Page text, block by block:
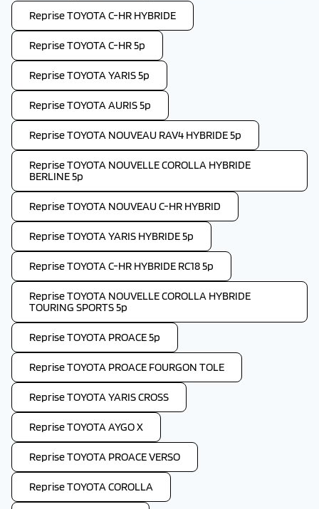
Reprise TOYOTA C-HR HYBRIDE
Reprise TOYOTA C-HR 5p
Reprise TOYOTA YARIS 5p
Reprise TOYOTA AURIS 5p
Reprise TOYOTA NOUVEAU RAV4 HYBRIDE 5p
Reprise TOYOTA NOUVELLE COROLLA HYBRIDE
BERLINE 5p
Reprise TOYOTA NOUVEAU C-HR HYBRID
Reprise TOYOTA YARIS HYBRIDE 5p
Reprise TOYOTA C-HR HYBRIDE RC18 5p
Reprise TOYOTA NOUVELLE COROLLA HYBRIDE
TOURING SPORTS 5p
Reprise TOYOTA PROACE 5p
Reprise TOYOTA PROACE FOURGON TOLE
Reprise TOYOTA YARIS CROSS
Reprise TOYOTA AYGO X
Reprise TOYOTA PROACE VERSO
Reprise TOYOTA COROLLA